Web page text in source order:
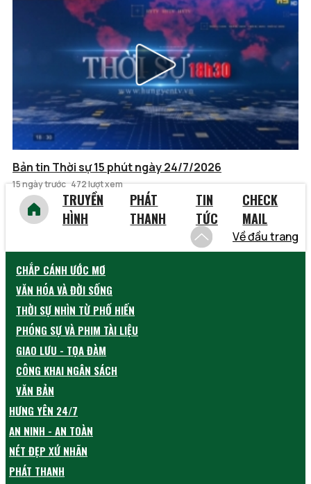
Bản tin Thời sự 15 phút ngày 24/7/2026
15 ngày trước 472 lượt xem
TRUYỀN
HÌNH
PHÁT
THANH
TIN
TỨC
CHECK
MAIL
Về đầu trang
CHẮP CÁNH ƯỚC MƠ
VĂN HÓA VÀ ĐỜI SỐNG
THỜI SỰ NHÌN TỪ PHỐ HIẾN
PHÓNG SỰ VÀ PHIM TÀI LIỆU
GIAO LƯU - TỌA ĐÀM
CÔNG KHAI NGÂN SÁCH
VĂN BẢN
HƯNG YÊN 24/7
AN NINH - AN TOÀN
NÉT ĐẸP XỨ NHÃN
PHÁT THANH